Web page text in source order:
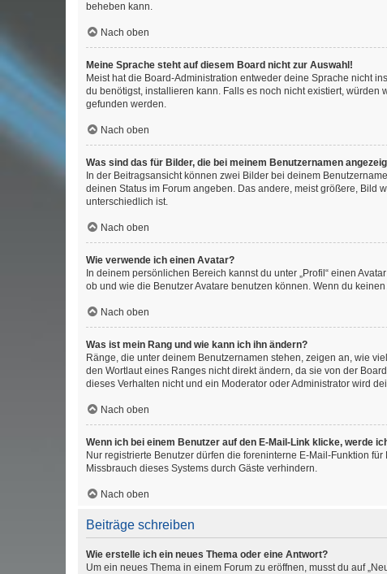
beheben kann.
Nach oben
Meine Sprache steht auf diesem Board nicht zur Auswahl!
Meist hat die Board-Administration entweder deine Sprache nicht
du benötigst, installieren kann. Falls es noch nicht existiert,
gefunden werden.
Nach oben
Was sind das für Bilder, die bei meinem Benutzernamen
In der Beitragsansicht können zwei Bilder bei deinem
deinen Status im Forum angeben. Das andere, meist größere, Bild
unterschiedlich ist.
Nach oben
Wie verwende ich einen Avatar?
In deinem persönlichen Bereich kannst du unter „Profil“ einen
ob und wie die Benutzer Avatare benutzen können. Wenn du
Nach oben
Was ist mein Rang und wie kann ich ihn ändern?
Ränge, die unter deinem Benutzernamen stehen, zeigen an, wie
den Wortlaut eines Ranges nicht direkt ändern, da sie von der
dieses Verhalten nicht und ein Moderator oder Administrator wird
Nach oben
Wenn ich bei einem Benutzer auf den E-Mail-Link klicke, werde
Nur registrierte Benutzer dürfen die foreninterne E-Mail-Funktion
Missbrauch dieses Systems durch Gäste verhindern.
Nach oben
Beiträge schreiben
Wie erstelle ich ein neues Thema oder eine Antwort?
Um ein neues Thema in einem Forum zu eröffnen, musst du auf